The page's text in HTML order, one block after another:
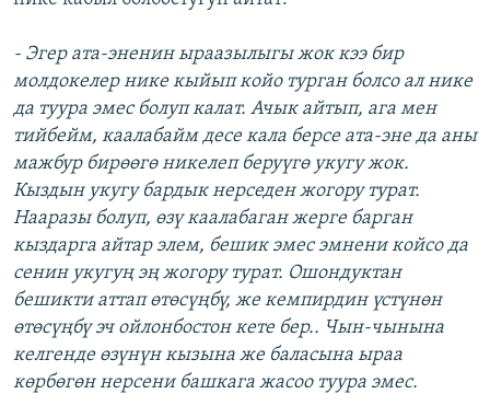
- Эгер ата-эненин ыраазылыгы жок кээ бир
молдокелер нике кыйып койо турган болсо ал нике
да туура эмес болуп калат. Ачык айтып, ага мен
тийбейм, каалабайм десе кала берсе ата-эне да аны
мажбур бирөөгө никелеп беруүгө укугу жок.
Кыздын укугу бардык нерседен жогору турат.
Нааразы болуп, өзү каалабаган жерге барган
кыздарга айтар элем, бешик эмес эмнени койсо да
сенин укугуң эң жогору турат. Ошондуктан
бешикти аттап өтөсүңбү, же кемпирдин үстүнөн
өтөсүңбү эч ойлонбостон кете бер.. Чын-чынына
келгенде өзүнүн кызына же баласына ыраа
көрбөгөн нерсени башкага жасоо туура эмес.